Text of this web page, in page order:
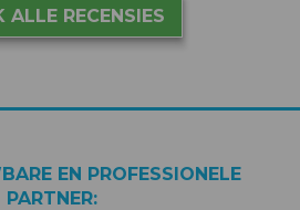
ALLE RECENSIES
EN PROFESSIONELE
PARTNER: